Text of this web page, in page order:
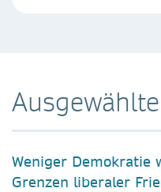
Weniger Demokratie
Grenzen liberaler